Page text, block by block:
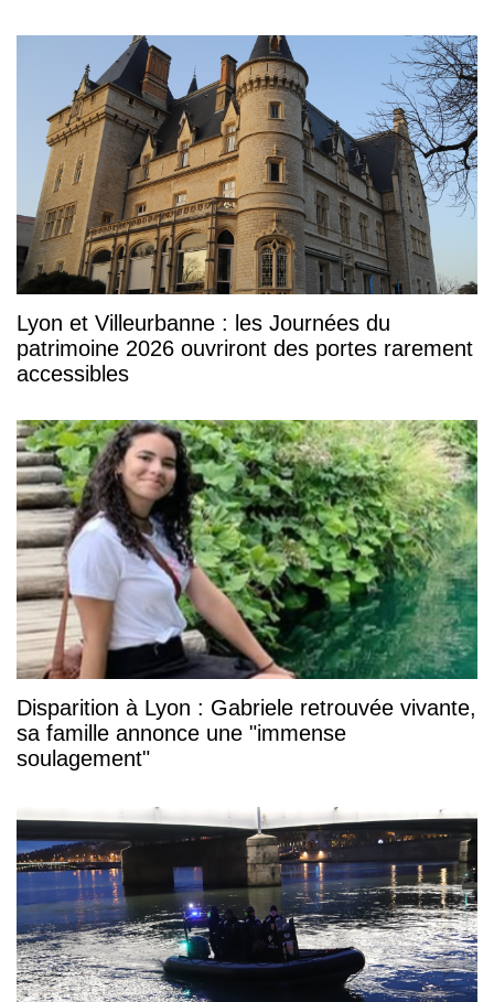
Lyon et Villeurbanne : les Journées du
patrimoine 2026 ouvriront des portes rarement
accessibles
Disparition à Lyon : Gabriele retrouvée vivante,
sa famille annonce une "immense
soulagement"